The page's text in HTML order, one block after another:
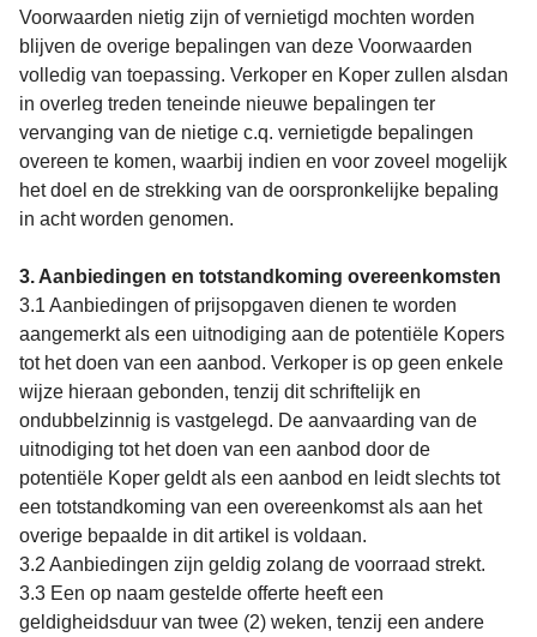
Voorwaarden nietig zijn of vernietigd mochten worden
blijven de overige bepalingen van deze Voorwaarden
volledig van toepassing. Verkoper en Koper zullen alsdan
in overleg treden teneinde nieuwe bepalingen ter
vervanging van de nietige c.q. vernietigde bepalingen
overeen te komen, waarbij indien en voor zoveel mogelijk
het doel en de strekking van de oorspronkelijke bepaling
in acht worden genomen.
3. Aanbiedingen en totstandkoming overeenkomsten
3.1 Aanbiedingen of prijsopgaven dienen te worden
aangemerkt als een uitnodiging aan de potentiële Kopers
tot het doen van een aanbod. Verkoper is op geen enkele
wijze hieraan gebonden, tenzij dit schriftelijk en
ondubbelzinnig is vastgelegd. De aanvaarding van de
uitnodiging tot het doen van een aanbod door de
potentiële Koper geldt als een aanbod en leidt slechts tot
een totstandkoming van een overeenkomst als aan het
overige bepaalde in dit artikel is voldaan.
3.2 Aanbiedingen zijn geldig zolang de voorraad strekt.
3.3 Een op naam gestelde offerte heeft een
geldigheidsduur van twee (2) weken, tenzij een andere